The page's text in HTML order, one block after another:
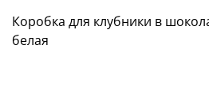
Коробка для клубники в
белая